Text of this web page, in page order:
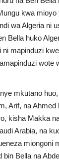
kwa mioyo
wa Algeria ni
Bella huko
ni mapinduzi
wote
mkutano
Arif, na Ahmed
kisha Makka
Arabia, na
miongoni
Bella na